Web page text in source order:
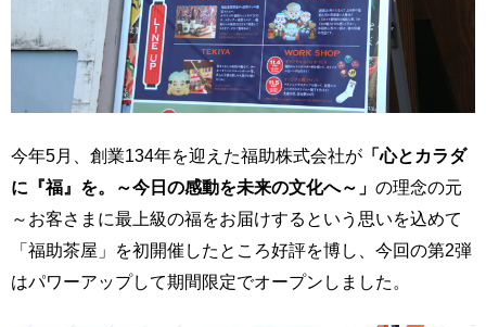
今年5月、創業134年を迎えた福助株式会社が 「心とカラダ
に『福』を。～今日の感動を未来の文化へ～」 の理念の元
～お客さまに最上級の福をお届けするという思いを込めて
「福助茶屋」を初開催したところ好評を博し、今回の第2弾
はパワーアップして期間限定でオープンしました。